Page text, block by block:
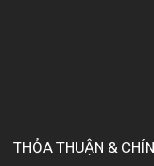
THỎA THUẬN &